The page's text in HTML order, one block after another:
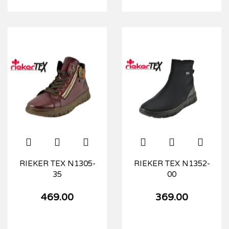
RIEKER TEX N1305-
35
469.00
RIEKER TEX N1352-
00
369.00